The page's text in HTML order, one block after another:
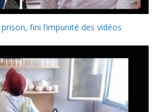
fini l’impunité des vidéos